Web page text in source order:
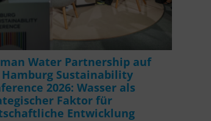
Water Partnership auf
Hamburg Sustainability
2026: Wasser als
Faktor für
Entwicklung